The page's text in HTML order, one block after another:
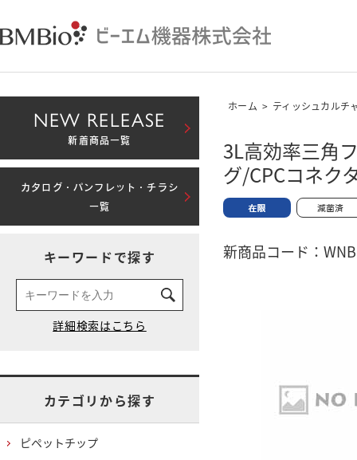
ホーム > ティッシュカルチ
3L高効率三角
グ/CPCコネ
新商品コード：
NEW RELEASE
新着商品一覧
カタログ・パンフレット・チラシ
一覧
キーワードで探す
カテゴリから探す
ピペットチップ